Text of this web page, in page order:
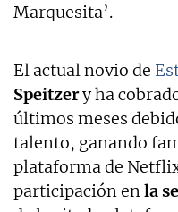
Marquesita’.
El actual novio de
Speitzery ha
últimos meses
talento, ganando
plataforma de
participación enla